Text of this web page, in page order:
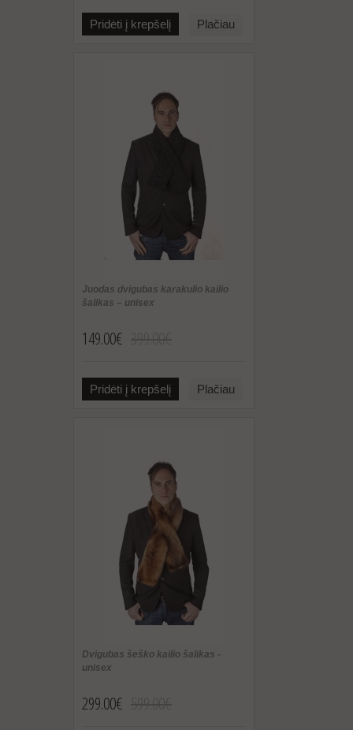
Pridėti į krepšelį Plačiau
Juodas dvigubas karakulio kailio
šalikas – unisex
149.00€
Pridėti į krepšelį Plačiau
Dvigubas šeško kailio šalikas -
unisex
299.00€